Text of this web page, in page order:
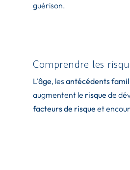
guérison.
Comprendre les
L’âge, lesantécédents
augmentent le risque de
facteurs de risque et